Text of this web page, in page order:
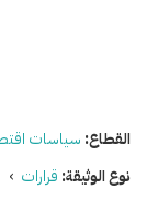
القطاع: سياسات
نوع الوثيقة: قرارات ›